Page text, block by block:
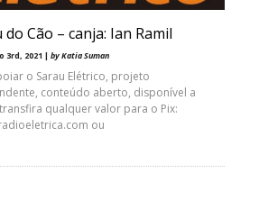
do Cão – canja: Ian Ramil
3rd, 2021 | by Katia Suman
o Sarau Elétrico, projeto
conteúdo aberto, disponível a
qualquer valor para o Pix:
ou